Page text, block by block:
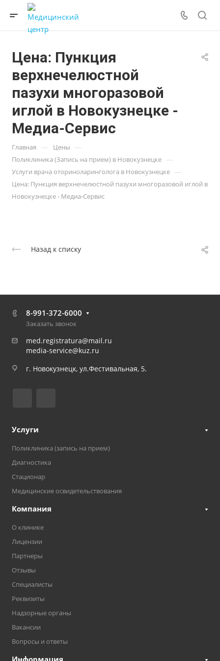
Цена: Пункция
верхнечелюстной
пазухи многоразовой
иглой в Новокузнецке -
Медиа-Сервис
Главная — Цены —
Поликлиника (Запись на прием) в Новокузнецке —
Услуги врача оториноларинголога в Новокузнецке —
Цена: Пункция верхнечелюстной пазухи многоразовой иглой в
Новокузнецке - Медиа-Сервис
Назад к списку
8-991-372-6000
Заказать звонок
med.registratura@mail.ru
media-service@kuz.ru
г. Новокузнецк, ул.Фестивальная, 5.
Услуги
Поликлиника (запись на прием)
Диагностика
Стационар
Медицинские освидетельствования
Компания
О клинике
Лицензии
Партнеры
Отзывы
Специалисты
Реквизиты
Надзорные органы
Вакансии
Вопросы и ответы